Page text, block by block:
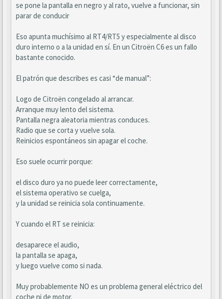
se pone la pantalla en negro y al rato, vuelve a funcionar, sin
parar de conducir
Eso apunta muchísimo al RT4/RT5 y especialmente al disco
duro interno o a la unidad en sí. En un Citroën C6 es un fallo
bastante conocido.
El patrón que describes es casi “de manual”:
Logo de Citroën congelado al arrancar.
Arranque muy lento del sistema.
Pantalla negra aleatoria mientras conduces.
Radio que se corta y vuelve sola.
Reinicios espontáneos sin apagar el coche.
Eso suele ocurrir porque:
el disco duro ya no puede leer correctamente,
el sistema operativo se cuelga,
y la unidad se reinicia sola continuamente.
Y cuando el RT se reinicia:
desaparece el audio,
la pantalla se apaga,
y luego vuelve como si nada.
Muy probablemente NO es un problema general eléctrico del
coche ni de motor.